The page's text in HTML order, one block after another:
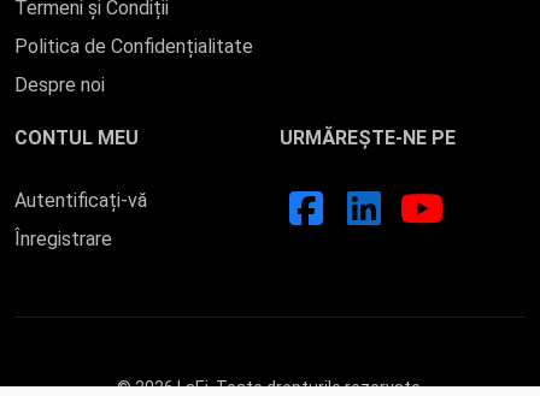
Termeni și Condiții
Politica de Confidențialitate
Despre noi
CONTUL MEU
Autentificați-vă
Înregistrare
URMĂREȘTE-NE PE
© 2026 LaEi. Toate drepturile rezervate.